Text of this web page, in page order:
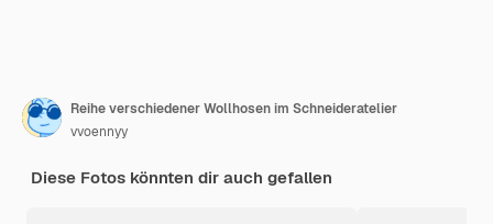
Reihe verschiedener Wollhosen im Schneideratelier
vvoennyy
Diese Fotos könnten dir auch gefallen